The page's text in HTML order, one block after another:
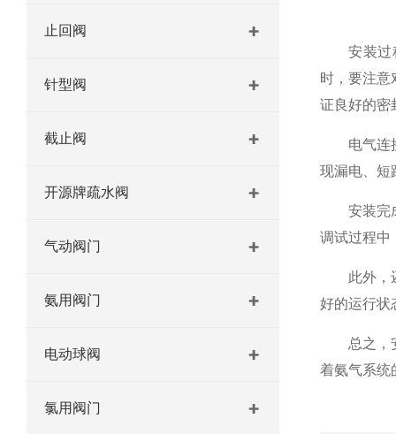
止回阀
针型阀
截止阀
开源牌疏水阀
气动阀门
氨用阀门
电动球阀
氯用阀门
安装过程
时，要注意
证良好的密
电气连接
现漏电、短
安装完成
调试过程中
此外，还
好的运行状
总之，安
着氨气系统